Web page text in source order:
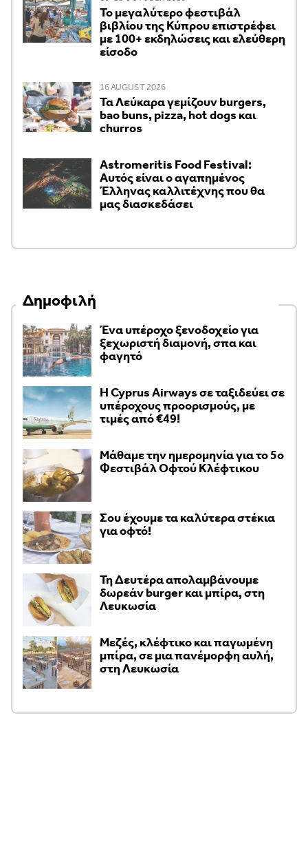
Το μεγαλύτερο φεστιβάλ
βιβλίου της Κύπρου επιστρέφει
με 100+ εκδηλώσεις και ελεύθερη
είσοδο
16 AUGUST 2026
Τα Λεύκαρα γεμίζουν burgers,
bao buns, pizza, hot dogs και
churros
Astromeritis Food Festival:
Αυτός είναι ο αγαπημένος
Έλληνας καλλιτέχνης που θα
μας διασκεδάσει
Δημοφιλή
Ένα υπέροχο ξενοδοχείο για
ξεχωριστή διαμονή, σπα και
φαγητό
H Cyprus Airways σε ταξιδεύει σε
υπέροχους προορισμούς, με
τιμές από €49!
Μάθαμε την ημερομηνία για το 5ο
Φεστιβάλ Οφτού Κλέφτικου
Σου έχουμε τα καλύτερα στέκια
για οφτό!
Τη Δευτέρα απολαμβάνουμε
δωρεάν burger και μπίρα, στη
Λευκωσία
Μεζές, κλέφτικο και παγωμένη
μπίρα, σε μια πανέμορφη αυλή,
στη Λευκωσία